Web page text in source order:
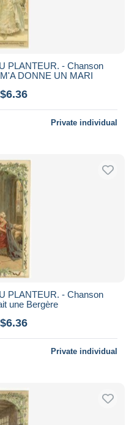
PLANTEUR. - Chanson
DONNE UN MARI
Private individual
PLANTEUR. - Chanson
une Bergère
Private individual